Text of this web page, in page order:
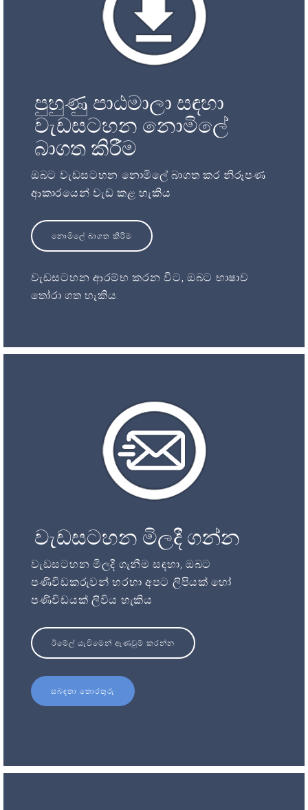
පුහුණු පාඨමාලා සඳහා
වැඩසටහන නොමිලේ
බාගත කිරීම
ඔබට වැඩසටහන නොමිලේ බාගත කර නිරූපණ
ආකාරයෙන් වැඩ කළ හැකිය
නොමිලේ බාගත කිරීම
වැඩසටහන ආරම්භ කරන විට, ඔබට භාෂාව
තෝරා ගත හැකිය.
වැඩසටහන මිලදී ගන්න
වැඩසටහන මිලදී ගැනීම සඳහා, ඔබට
පණිවිඩකරුවන් හරහා අපට ලිපියක් හෝ
පණිවිඩයක් ලිවිය හැකිය
ඊමේල් යැවීමෙන් ඇණවුම් කරන්න
සබඳතා තොරතුරු